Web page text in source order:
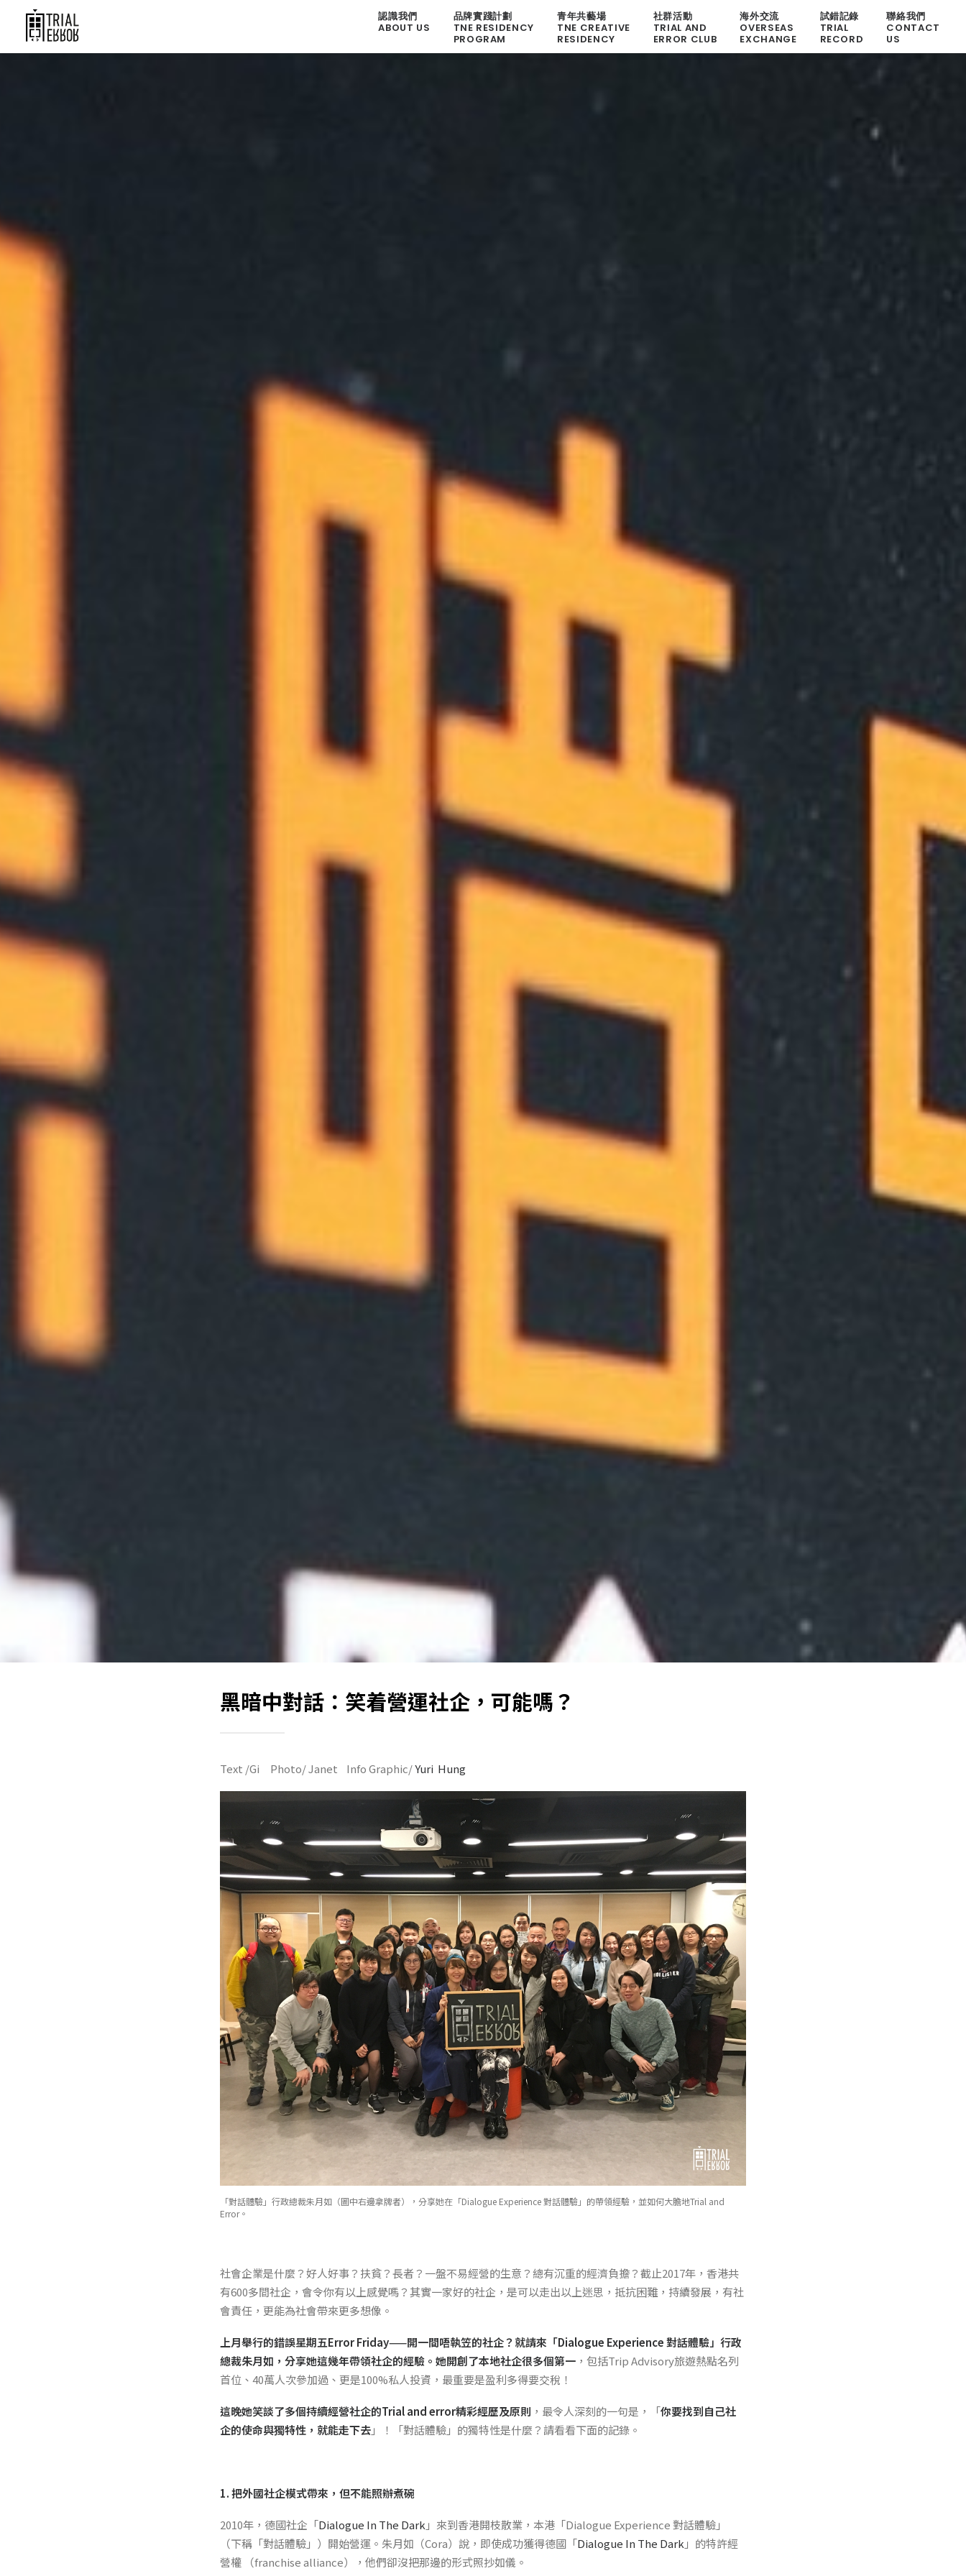
認識我們
ABOUT US
品牌實踐計劃
TNE RESIDENCY
PROGRAM
青年共藝場
TNE CREATIVE
RESIDENCY
社群活動
TRIAL AND
ERROR CLUB
海外交流
OVERSEAS
EXCHANGE
試錯記錄
TRIAL
RECORD
聯絡我們
CONTACT
US
黑暗中對話：笑着營運社企，可能嗎？
Text /Gi Photo/ Janet Info Graphic/Yuri Hung
「對話體驗」行政總裁朱月如（圖中右邊拿牌者），分享她在「Dialogue Experience 對話體驗」的帶領經驗，並如何大膽地Trial and
Error。
社會企業是什麼？好人好事？扶貧？長者？一盤不易經營的生意？總有沉重的經濟負擔？截止2017年，香港共
有600多間社企，會令你有以上感覺嗎？其實一家好的社企，是可以走出以上迷思，抵抗困難，持續發展，有社
會責任，更能為社會帶來更多想像。
上月舉行的錯誤星期五Error Friday——開一間唔執笠的社企？ 就請來「Dialogue Experience 對話體驗」行政
總裁朱月如，分享她這幾年帶領社企的經驗。她開創了本地社企很多個第一 ，包括Trip Advisory旅遊熱點名列
首位、40萬人次參加過、更是100%私人投資，最重要是盈利多得要交稅！
這晚她笑談了多個持續經營社企的Trial and error精彩經歷及原則 ，最令人深刻的一句是，「你要找到自己社
企的使命與獨特性，就能走下去」！「對話體驗」的獨特性是什麼？請看看下面的記錄。
1. 把外國社企模式帶來，但不能照辦煮碗
2010年，德國社企「Dialogue In The Dark 」來到香港開枝散業，本港「Dialogue Experience 對話體驗」
（下稱「對話體驗」）開始營運。朱月如（Cora）說，即使成功獲得德國「Dialogue In The Dark 」的特許經
營權 （franchise alliance），他們卻沒把那邊的形式照抄如儀。